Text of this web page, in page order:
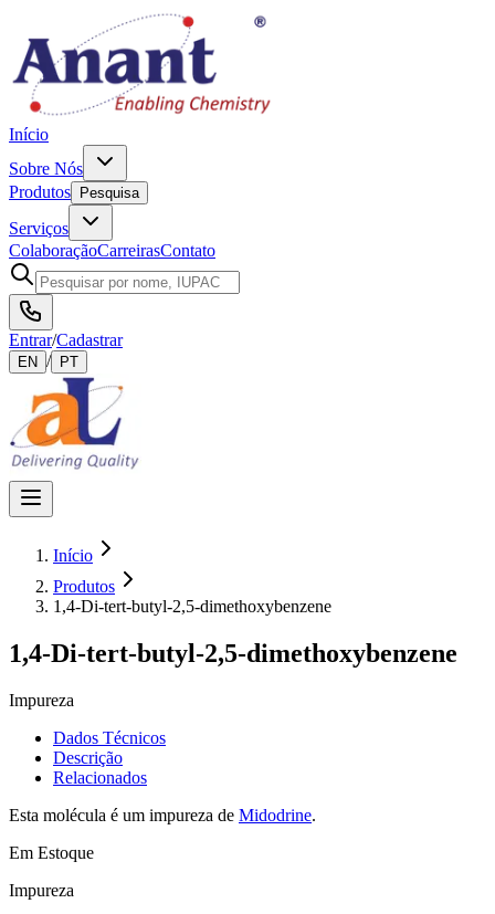
Início
Sobre Nós
Produtos
Pesquisa
Serviços
ColaboraçãoCarreirasContato
Entrar/Cadastrar
EN / PT
Início
Produtos
1,4-Di-tert-butyl-2,5-dimethoxybenzene
1,4-Di-tert-butyl-2,5-dimethoxybenzene
Impureza
Dados Técnicos
Descrição
Relacionados
Esta molécula é um impureza de Midodrine.
Em Estoque
Impureza